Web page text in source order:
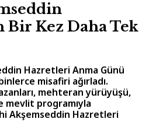
Kez Daha Tek
Hazretleri Anma Günü
misafiri ağırladı.
mehteran yürüyüşü,
mevlit programıyla
Akşemseddin Hazretleri